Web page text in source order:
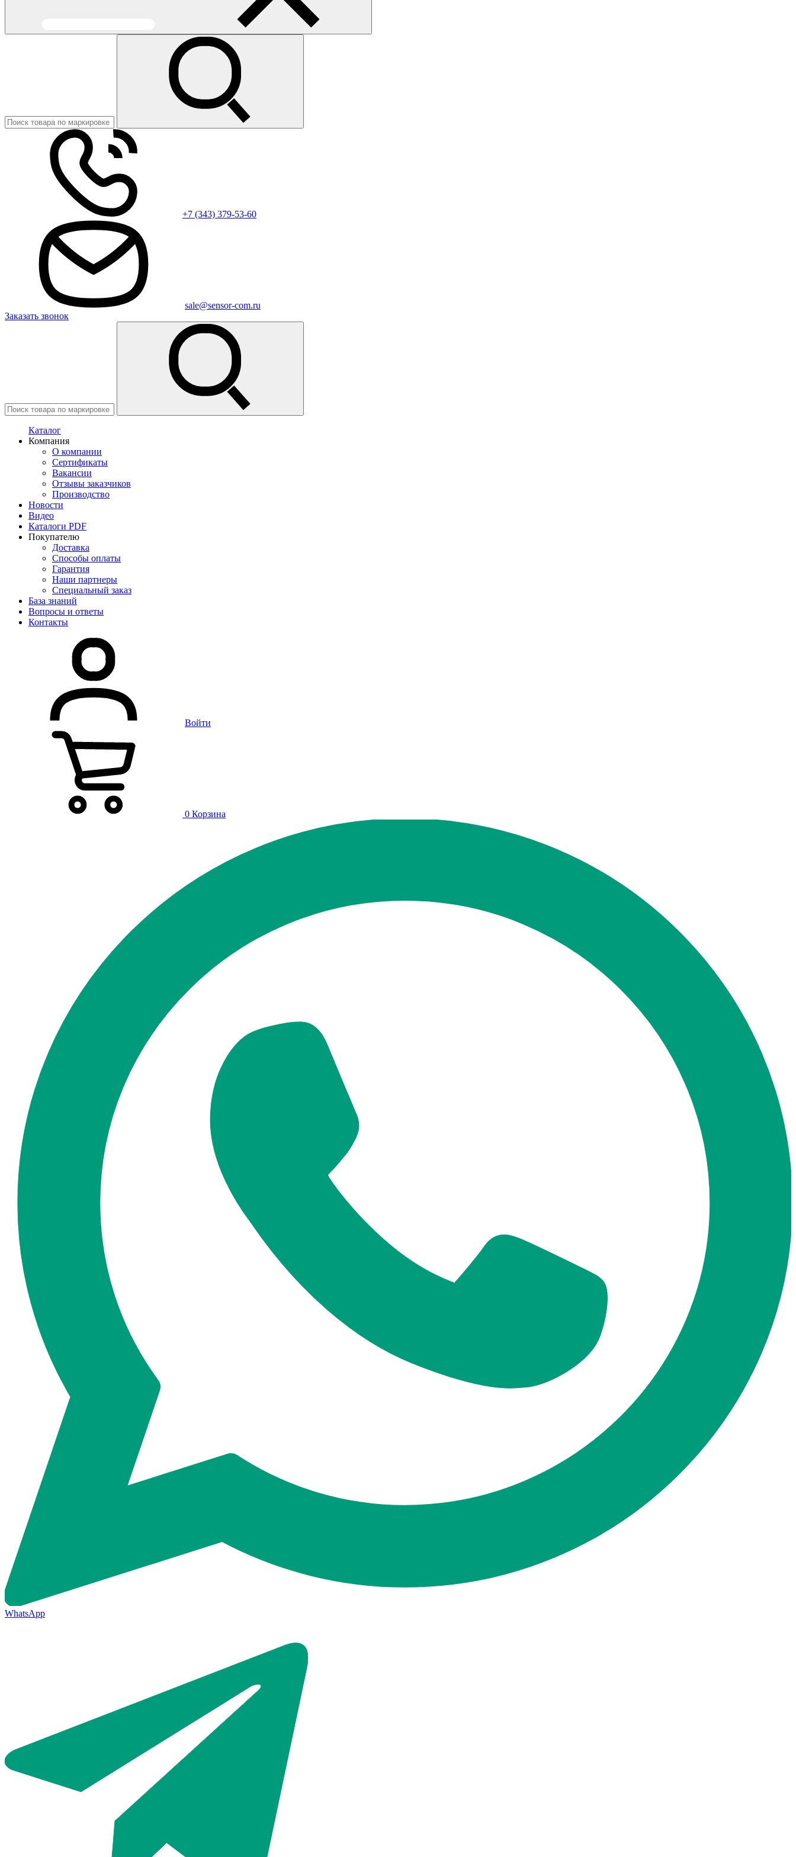
+7 (343) 379-53-60
sale@sensor-com.ru
Заказать звонок
Каталог
Компания
О компании
Сертификаты
Вакансии
Отзывы заказчиков
Производство
Новости
Видео
Каталоги PDF
Покупателю
Доставка
Способы оплаты
Гарантия
Наши партнеры
Специальный заказ
База знаний
Вопросы и ответы
Контакты
Войти
0 Корзина
WhatsApp